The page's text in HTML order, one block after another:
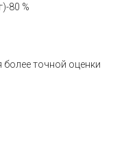
80 %
точной оценки